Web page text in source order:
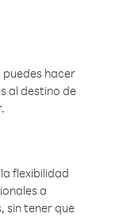
puedes hacer
al destino de
flexibilidad
a
sin tener que